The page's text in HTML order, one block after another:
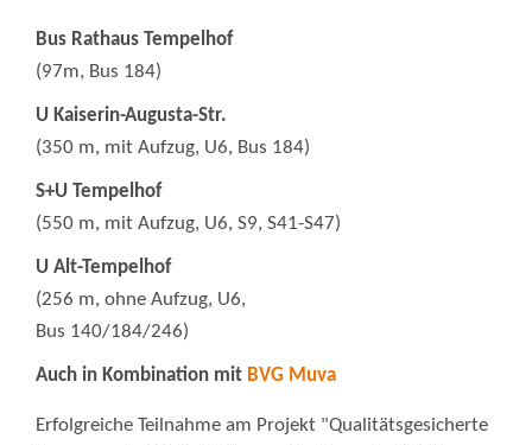
Bus Rathaus Tempelhof
(97m, Bus 184)
U Kaiserin-Augusta-Str.
(350 m, mit Aufzug, U6, Bus 184)
S+U Tempelhof
(550 m, mit Aufzug, U6, S9, S41-S47)
U Alt-Tempelhof
(256 m, ohne Aufzug, U6,
Bus 140/184/246)
Auch in Kombination mit BVG Muva
Erfolgreiche Teilnahme am Projekt "Qualitätsgesicherte